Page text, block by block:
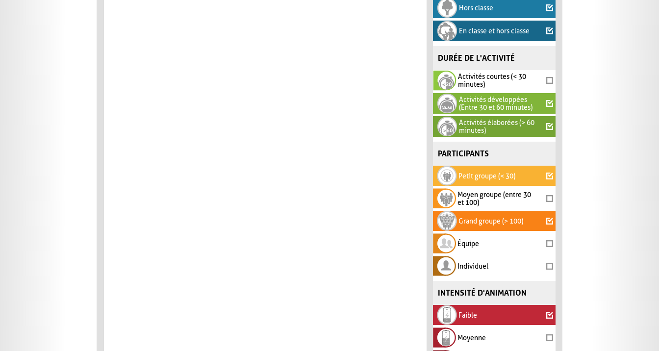
Hors classe
En classe et hors classe
DURÉE DE L'ACTIVITÉ
Activités courtes (< 30
minutes)
Activités développées
(Entre 30 et 60 minutes)
Activités élaborées (> 60
minutes)
PARTICIPANTS
Petit groupe (< 30)
Moyen groupe (entre 30
et 100)
Grand groupe (> 100)
Équipe
Individuel
INTENSITÉ D'ANIMATION
Faible
Moyenne